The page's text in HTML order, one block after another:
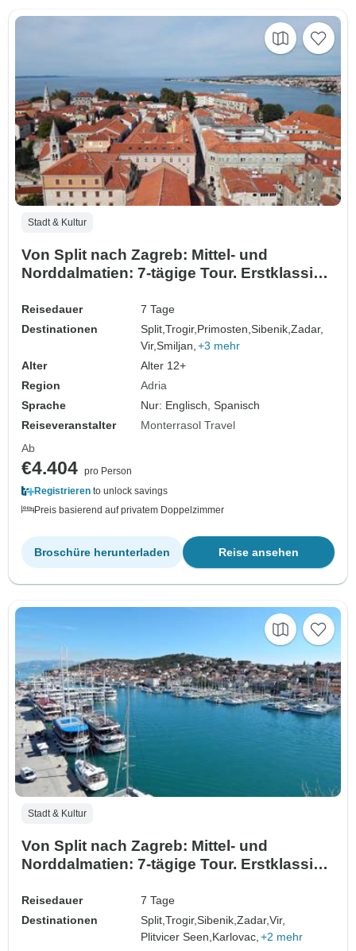
Stadt & Kultur
Von Split nach Zagreb: Mittel- und
Norddalmatien: 7-tägige Tour. Erstklassige
Trogir und mehr! UNESCO-Stätten und alte
Festungsstädte. Jede Menge Natur,
Geschichte, venezianische Architektur
und atemberaubend…
Reisedauer
7 Tage
Destinationen
Split,Trogir, Primosten,Sibenik,Zadar,
Vir,Smiljan, +3 mehr
Alter
Alter 12+
Region
Adria
Sprache
Nur: Englisch, Spanisch
Reiseveranstalter
Monterrasol Travel
Ab
€4.404 pro Person
Registrieren to unlock savings
Preis basierend auf privatem Doppelzimmer
Reise ansehen
Broschüre herunterladen
Stadt & Kultur
Von Split nach Zagreb: Mittel- und
Norddalmatien: 7-tägige Tour. Erstklassige
Trogir, die Plitvicer Seen und mehr!
UNESCO-Stätten und alte ummauerte
Städte. Jede Menge Natur, Geschichte und
Reisedauer
7 Tage
Destinationen
Split,Trogir,Sibenik,Zadar,Vir,
Plitvicer Seen, Karlovac, +2 mehr